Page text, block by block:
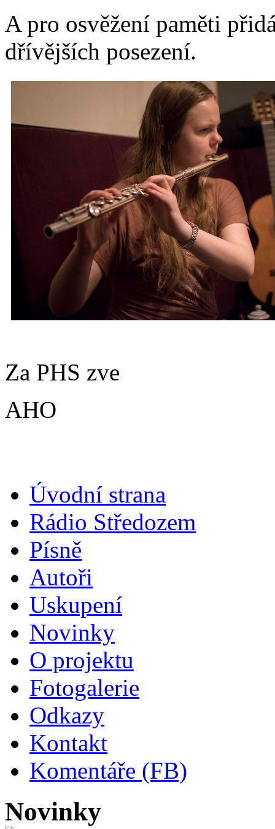
A pro osvěžení paměti
dřívějších posezení.
Za PHS zve
AHO
Úvodní strana
Rádio Středozem
Písně
Autoři
Uskupení
Novinky
O projektu
Fotogalerie
Odkazy
Kontakt
Komentáře (FB)
Novinky